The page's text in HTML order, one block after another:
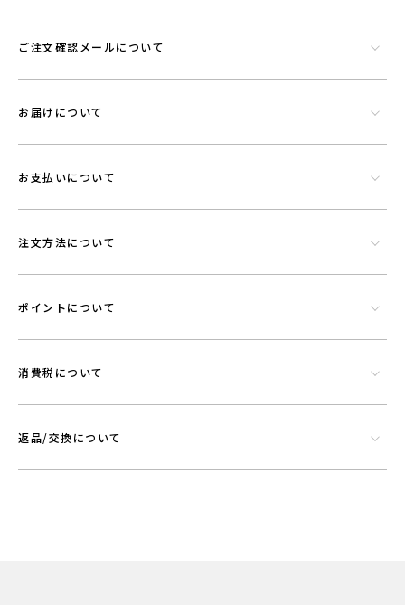
ご注文確認メールについて
お届けについて
お支払いについて
注文方法について
ポイントについて
消費税について
返品/交換について